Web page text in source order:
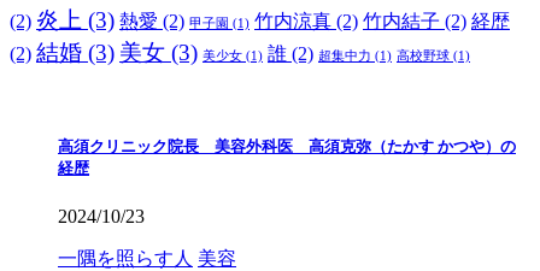
(2) 炎上 (3) 熱愛 (2) 甲子園 (1) 竹内涼真 (2) 竹内結子 (2) 経歴
(2) 結婚 (3) 美女 (3) 美少女 (1) 誰 (2) 超集中力 (1) 高校野球 (1)
高須クリニック院長 美容外科医 高須克弥（たかす かつや）の
経歴
2024/10/23
一隅を照らす人 美容